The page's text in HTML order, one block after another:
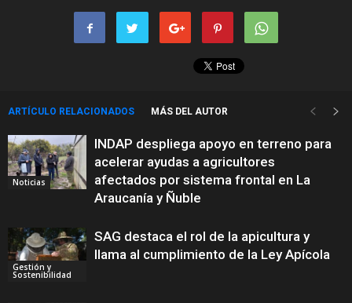
ARTÍCULO RELACIONADOS MÁS DEL AUTOR
Noticias
INDAP despliega apoyo en terreno para
acelerar ayudas a agricultores
afectados por sistema frontal en La
Araucanía y Ñuble
Gestión y
Sostenibilidad
SAG destaca el rol de la apicultura y
llama al cumplimiento de la Ley Apícola